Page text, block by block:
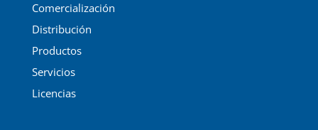
Comercialización
Distribución
Productos
Servicios
Licencias